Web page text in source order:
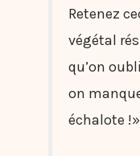
Retenez
végétal
qu’on
on
échalote !»